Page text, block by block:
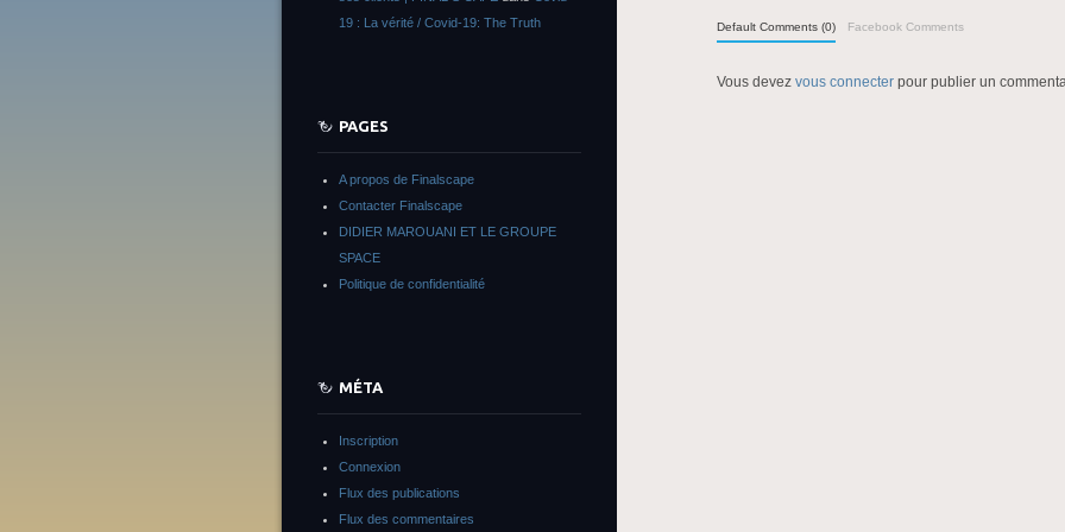
Default Comments (0) Facebook Comments
Vous devez vous connecter pour publier un
19 : La vérité / Covid-19: The Truth
PAGES
A propos de Finalscape
Contacter Finalscape
DIDIER MAROUANI ET LE GROUPE
SPACE
Politique de confidentialité
MÉTA
Inscription
Connexion
Flux des publications
Flux des commentaires